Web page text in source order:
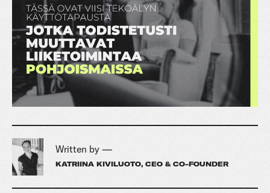
Written by —
KATRIINA KIVILUOTO, CEO & CO-FOUNDER